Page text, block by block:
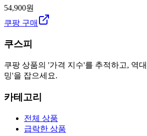
54,900원
쿠팡 구매
쿠스피
쿠팡 상품의 '가격 지수'를 추적하고, 역
밍'을 잡으세요.
카테고리
전체 상품
급락한 상품